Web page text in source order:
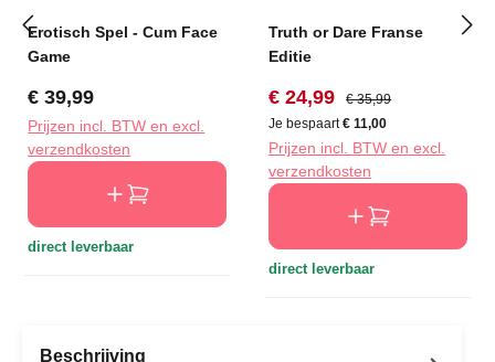
Erotisch Spel - Cum Face
Game
Normale prijs:
€ 39,99
Prijzen incl. BTW en excl.
verzendkosten
direct leverbaar
Truth or Dare Franse
Editie
Verkoopprijs:
€ 24,99 Normale prijs:
€ 35,99
Je bespaart€ 11,00
Prijzen incl. BTW en excl.
verzendkosten
direct leverbaar
Beschrijving